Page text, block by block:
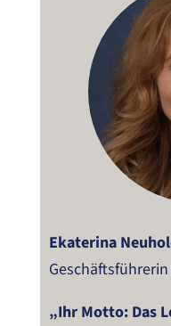
Ekaterina
Geschäftsführerin
„Ihr Motto: Das